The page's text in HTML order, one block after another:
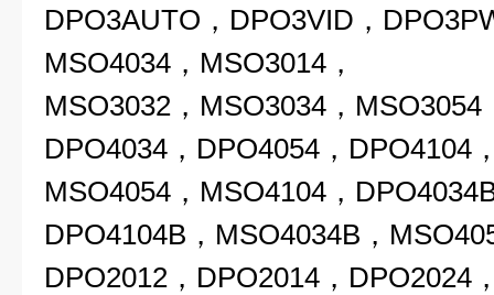
DPO3AUTO，DPO3VID，
MSO4034，MSO3014，
MSO3032，MSO3034，
DPO4034，DPO4054，DPO4104
MSO4054，MSO4104，
DPO4104B，MSO4034B，
DPO2012，DPO2014，DPO2024